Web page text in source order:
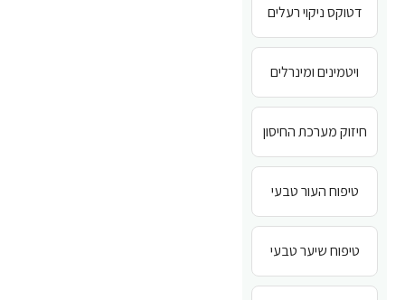
דטוקס ניקוי רעלים
ויטמינים ומינרלים
חיזוק מערכת החיסון
טיפוח העור טבעי
טיפוח שיער טבעי